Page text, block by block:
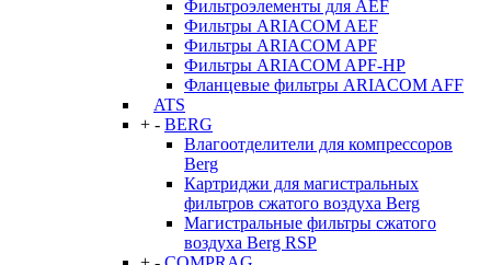
Фильтроэлементы для AEF
Фильтры ARIACOM AEF
Фильтры ARIACOM APF
Фильтры ARIACOM APF-HP
Фланцевые фильтры ARIACOM AFF
ATS
+ - BERG
Влагоотделители для компрессоров
Berg
Картриджи для магистральных
фильтров сжатого воздуха Berg
Магистральные фильтры сжатого
воздуха Berg RSP